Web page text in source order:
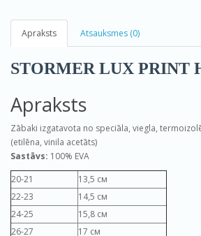
Apraksts Atsauksmes (0)
STORMER LUX PRINT
Apraksts
Zābaki izgatavota no speciāla, viegla,
(etilēna, vinila acetāts)
Sastāvs: 100% EVA
20-21
13,5 см
22-23
14,5 см
24-25
15,8 см
26-27
17 см